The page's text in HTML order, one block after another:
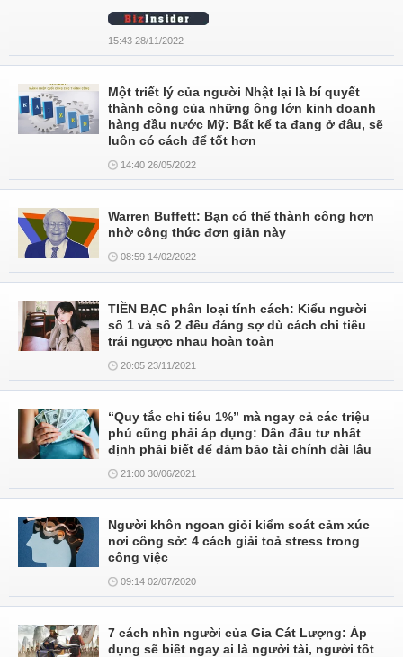
15:43 28/11/2022
Một triết lý của người Nhật lại là bí quyết
thành công của những ông lớn kinh doanh
hàng đầu nước Mỹ: Bất kể ta đang ở đâu, sẽ
luôn có cách để tốt hơn
14:40 26/05/2022
Warren Buffett: Bạn có thể thành công hơn
nhờ công thức đơn giản này
08:59 14/02/2022
TIỀN BẠC phân loại tính cách: Kiểu người
số 1 và số 2 đều đáng sợ dù cách chi tiêu
trái ngược nhau hoàn toàn
20:05 23/11/2021
“Quy tắc chi tiêu 1%” mà ngay cả các triệu
phú cũng phải áp dụng: Dân đầu tư nhất
định phải biết để đảm bảo tài chính dài lâu
21:00 30/06/2021
Người khôn ngoan giỏi kiểm soát cảm xúc
nơi công sở: 4 cách giải toả stress trong
công việc
09:14 02/07/2020
7 cách nhìn người của Gia Cát Lượng: Áp
dụng sẽ biết ngay ai là người tài, người tốt